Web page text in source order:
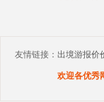
友情链接： 出境游报价
欢迎各优秀